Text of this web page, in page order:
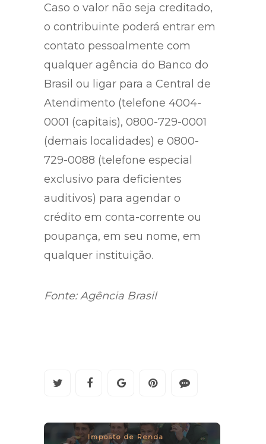
Caso o valor não seja creditado,
o contribuinte poderá entrar em
contato pessoalmente com
qualquer agência do Banco do
Brasil ou ligar para a Central de
Atendimento (telefone 4004-
0001 (capitais), 0800-729-0001
(demais localidades) e 0800-
729-0088 (telefone especial
exclusivo para deficientes
auditivos) para agendar o
crédito em conta-corrente ou
poupança, em seu nome, em
qualquer instituição.
Fonte: Agência Brasil
Imposto de Renda